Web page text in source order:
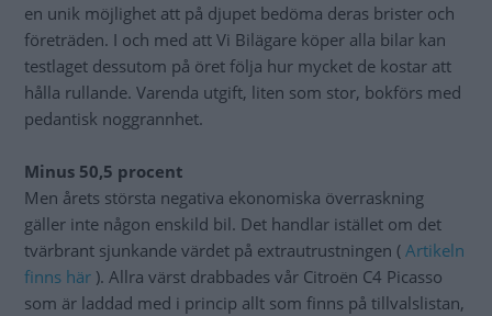
en unik möjlighet att på djupet bedöma deras brister och
företräden. I och med att Vi Bilägare köper alla bilar kan
testlaget dessutom på öret följa hur mycket de kostar att
hålla rullande. Varenda utgift, liten som stor, bokförs med
pedantisk noggrannhet.
Minus 50,5 procent
Men årets största negativa ekonomiska överraskning
gäller inte någon enskild bil. Det handlar istället om det
tvärbrant sjunkande värdet på extrautrustningen ( Artikeln
finns här ). Allra värst drabbades vår Citroën C4 Picasso
som är laddad med i princip allt som finns på tillvalslistan,